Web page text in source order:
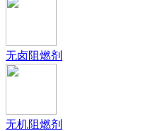
无卤阻燃剂
无机阻燃剂